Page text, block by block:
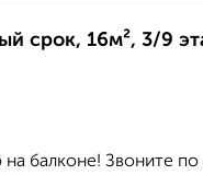
срок, 16м², 3/9
балконе! Звоните